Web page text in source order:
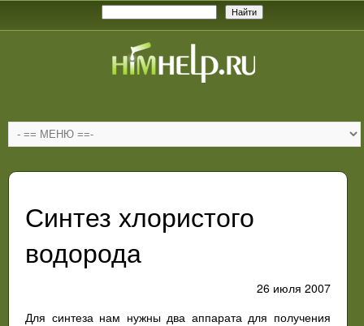
Синтез хлористого
водорода
26 июля 2007
Для синтеза нам нужны два аппарата для получения